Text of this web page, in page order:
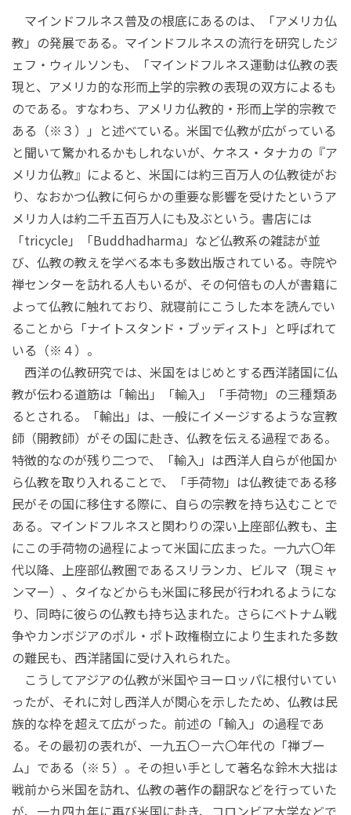
マインドフルネス普及の根底にあるのは、「アメリカ仏
教」の発展である。マインドフルネスの流行を研究したジ
ェフ・ウィルソンも、「マインドフルネス運動は仏教の表
現と、アメリカ的な形而上学的宗教の表現の双方によるも
のである。すなわち、アメリカ仏教的・形而上学的宗教で
ある（※３）」と述べている。米国で仏教が広がっている
と聞いて驚かれるかもしれないが、ケネス・タナカの『ア
メリカ仏教』によると、米国には約三百万人の仏教徒がお
り、なおかつ仏教に何らかの重要な影響を受けたというア
メリカ人は約二千五百万人にも及ぶという。書店には
「tricycle」「Buddhadharma」など仏教系の雑誌が並
び、仏教の教えを学べる本も多数出版されている。寺院や
禅センターを訪れる人もいるが、その何倍もの人が書籍に
よって仏教に触れており、就寝前にこうした本を読んでい
ることから「ナイトスタンド・ブッディスト」と呼ばれて
いる（※４）。
西洋の仏教研究では、米国をはじめとする西洋諸国に仏
教が伝わる道筋は「輸出」「輸入」「手荷物」の三種類あ
るとされる。「輸出」は、一般にイメージするような宣教
師（開教師）がその国に赴き、仏教を伝える過程である。
特徴的なのが残り二つで、「輸入」は西洋人自らが他国か
ら仏教を取り入れることで、「手荷物」は仏教徒である移
民がその国に移住する際に、自らの宗教を持ち込むことで
ある。マインドフルネスと関わりの深い上座部仏教も、主
にこの手荷物の過程によって米国に広まった。一九六〇年
代以降、上座部仏教圏であるスリランカ、ビルマ（現ミャ
ンマー）、タイなどからも米国に移民が行われるようにな
り、同時に彼らの仏教も持ち込まれた。さらにベトナム戦
争やカンボジアのポル・ポト政権樹立により生まれた多数
の難民も、西洋諸国に受け入れられた。
こうしてアジアの仏教が米国やヨーロッパに根付いてい
ったが、それに対し西洋人が関心を示したため、仏教は民
族的な枠を超えて広がった。前述の「輸入」の過程であ
る。その最初の表れが、一九五〇－六〇年代の「禅ブー
ム」である（※５）。その担い手として著名な鈴木大拙は
戦前から米国を訪れ、仏教の著作の翻訳などを行っていた
が、一九四九年に再び米国に赴き、コロンビア大学などで